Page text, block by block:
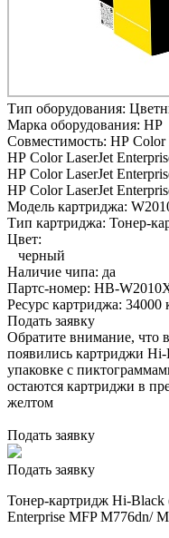
Тип оборудования:
Марка оборудования: HP
Совместимость: HP Color
HP Color LaserJet
HP Color LaserJet
HP Color LaserJet
Модель картриджа:
Тип картриджа: Тонер-
Цвет:
черный
Наличие чипа: да
Партс-номер: HB-
Ресурс картриджа: 34000
Подать заявку
Обратите внимание, что
появились картриджи
упаковке с
остаются картриджи в
желтом
Подать заявку
Подать заявку
Тонер-картридж Hi-
Enterprise MFP M776dn/